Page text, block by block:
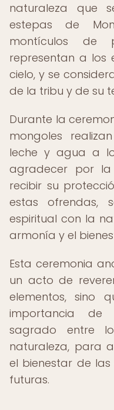
naturaleza que
estepas de
montículos de
representan a los
cielo, y se
de la tribu y de su
Durante la
mongoles
leche y agua a
agradecer por
recibir su
estas ofrendas,
espiritual con la
armonía y el
Esta ceremonia
un acto de
elementos, sino
importancia de
sagrado entre
naturaleza, para
el bienestar de
futuras.